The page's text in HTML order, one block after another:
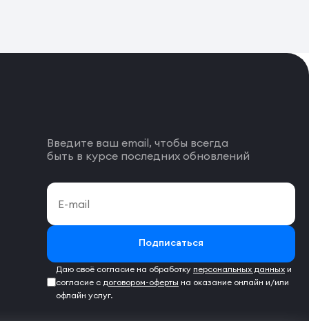
Введите ваш email, чтобы всегда
быть в курсе последних обновлений
Подписаться
Даю своё согласие на обработку персональных данных и
согласие с договором-оферты на оказание онлайн и/или
офлайн услуг.